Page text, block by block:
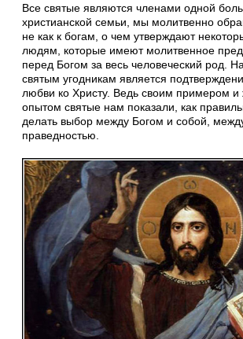
Все святые являются членами одной
христианской семьи, мы молитвенно
не как к богам, о чем утверждают
людям, которые имеют молитвенное
перед Богом за весь человеческий род.
святым угодникам является
любви ко Христу. Ведь своим примером
опытом святые нам показали, как
делать выбор между Богом и собой,
праведностью.